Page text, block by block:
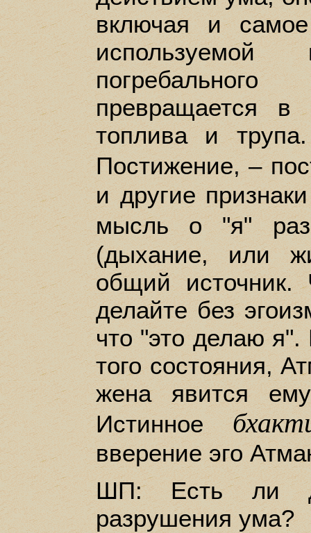
включая и
используемой
превращается в
топлива и
Постижение, –
и другие
мысль о "я"
(дыхание, или
общий
делайте без
что "это делаю я".
того состояния,
жена явится
Истинное
вверение эго
ШП: Есть ли
разрушения ума?